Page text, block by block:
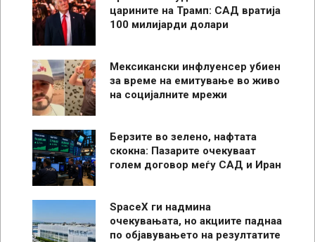
царините на Трамп: САД вратија
100 милијарди долари
Мексикански инфлуенсер убиен
за време на емитување во живо
на социјалните мрежи
Берзите во зелено, нафтата
скокна: Пазарите очекуваат
голем договор меѓу САД и Иран
SpaceX ги надмина
очекувањата, но акциите паднаа
по објавувањето на резултатите